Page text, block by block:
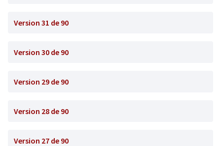
Version 31 de 90
Version 30 de 90
Version 29 de 90
Version 28 de 90
Version 27 de 90